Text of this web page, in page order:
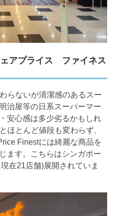
アプライス ファイネス
らないが清潔感のあるスー
治屋等の日系スーパーマー
安心感は多少劣るかもしれ
ほとんど値段も変わらず、
Finestには綺麗な商品を
ます。こちらはシンガポー
在21店舗)展開されていま